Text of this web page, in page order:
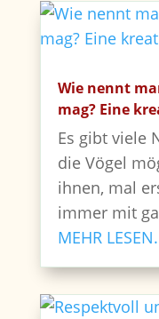
Wie nennt
mag? Eine
Es gibt viele
die Vögel
ihnen, mal
immer mit
MEHR